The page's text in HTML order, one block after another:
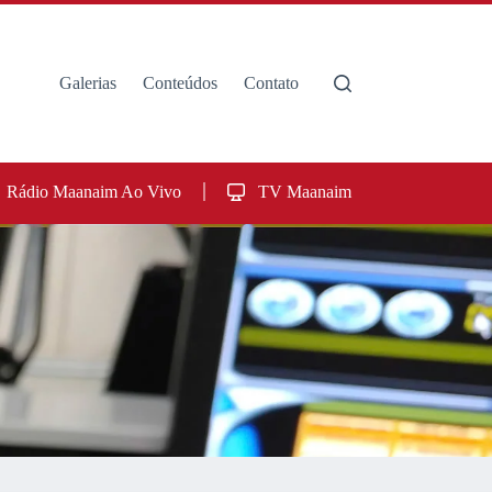
Galerias Conteúdos Contato
Rádio Maanaim Ao Vivo TV Maanaim